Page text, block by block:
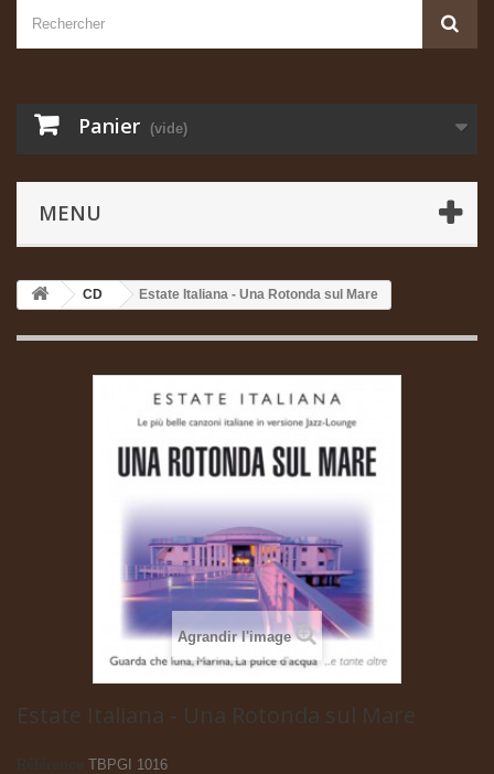
Panier (vide)
MENU
CD Estate Italiana - Una Rotonda sul Mare
Agrandir l'image
Estate Italiana - Una Rotonda sul Mare
Référence
TBPGI 1016